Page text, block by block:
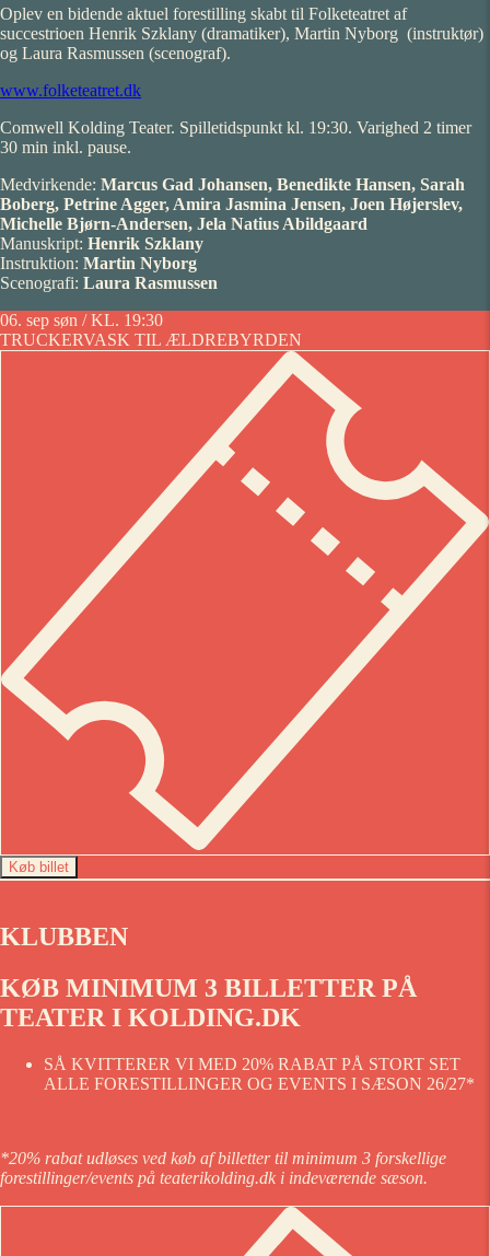
Oplev en bidende aktuel forestilling skabt til Folketeatret af
succestrioen Henrik Szklany (dramatiker), Martin Nyborg (instruktør)
og Laura Rasmussen (scenograf).
www.folketeatret.dk
Comwell Kolding Teater. Spilletidspunkt kl. 19:30. Varighed 2 timer
30 min inkl. pause.
Medvirkende: Marcus Gad Johansen, Benedikte Hansen, Sarah
Boberg, Petrine Agger, Amira Jasmina Jensen, Joen Højerslev,
Michelle Bjørn-Andersen, Jela Natius Abildgaard
Manuskript: Henrik Szklany
Instruktion: Martin Nyborg
Scenografi: Laura Rasmussen
06. sep søn / KL. 19:30
TRUCKERVASK TIL ÆLDREBYRDEN
Køb billet
KLUBBEN
KØB MINIMUM 3 BILLETTER PÅ
TEATER I KOLDING.DK
SÅ KVITTERER VI MED 20% RABAT PÅ STORT SET
ALLE FORESTILLINGER OG EVENTS I SÆSON 26/27*
*20% rabat udløses ved køb af billetter til minimum 3 forskellige
forestillinger/events på teaterikolding.dk i indeværende sæson.